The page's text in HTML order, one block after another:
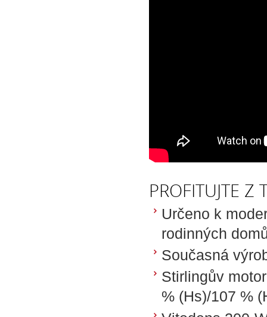
PROFITUJTE Z
Určeno k
rodinných
Současná
Stirlingův
% (Hs)/107 %